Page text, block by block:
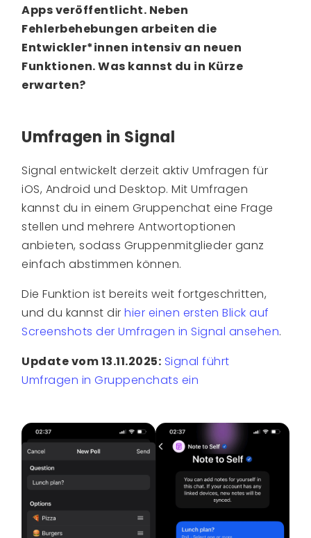
Apps veröffentlicht. Neben
Fehlerbehebungen arbeiten die
Entwickler*innen intensiv an neuen
Funktionen. Was kannst du in Kürze
erwarten?
Umfragen in Signal
Signal entwickelt derzeit aktiv Umfragen für
iOS, Android und Desktop. Mit Umfragen
kannst du in einem Gruppenchat eine Frage
stellen und mehrere Antwortoptionen
anbieten, sodass Gruppenmitglieder ganz
einfach abstimmen können.
Die Funktion ist bereits weit fortgeschritten,
und du kannst dir hier einen ersten Blick auf
Screenshots der Umfragen in Signal ansehen.
Update vom 13.11.2025: Signal führt
Umfragen in Gruppenchats ein